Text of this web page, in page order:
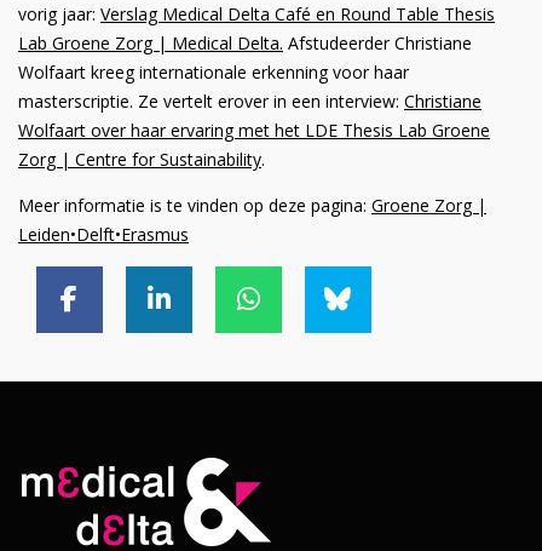
vorig jaar: Verslag Medical Delta Café en Round Table Thesis
Lab Groene Zorg | Medical Delta. Afstudeerder Christiane
Wolfaart kreeg internationale erkenning voor haar
masterscriptie. Ze vertelt erover in een interview: Christiane
Wolfaart over haar ervaring met het LDE Thesis Lab Groene
Zorg | Centre for Sustainability.
Meer informatie is te vinden op deze pagina: Groene Zorg |
Leiden•Delft•Erasmus